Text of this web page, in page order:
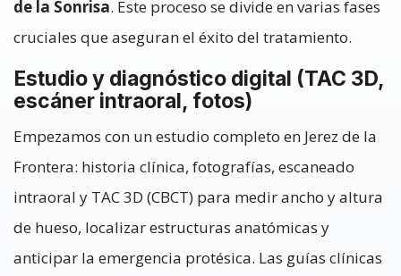
de la Sonrisa. Este proceso se divide en varias fases
cruciales que aseguran el éxito del tratamiento.
Estudio y diagnóstico digital (TAC 3D,
escáner intraoral, fotos)
Empezamos con un estudio completo en Jerez de la
Frontera: historia clínica, fotografías, escaneado
intraoral y TAC 3D (CBCT) para medir ancho y altura
de hueso, localizar estructuras anatómicas y
anticipar la emergencia protésica. Las guías clínicas